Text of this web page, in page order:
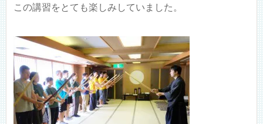
この講習をとても楽しみしていました。